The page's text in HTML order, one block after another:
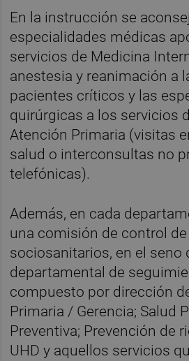
En la instrucción se
especialidades médicas
servicios de Medicina
anestesia y reanimación a
pacientes críticos y las
quirúrgicas a los servicios
Atención Primaria (visitas
salud o interconsultas no
telefónicas).
Además, en cada
una comisión de control
sociosanitarios, en el seno
departamental de
compuesto por dirección
Primaria / Gerencia; Salud
Preventiva; Prevención de
UHD y aquellos servicios